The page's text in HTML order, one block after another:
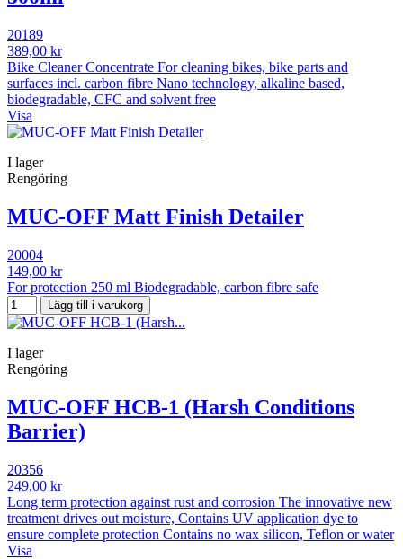
20189
389,00 kr
Bike Cleaner Concentrate For cleaning bikes, bike parts and
surfaces incl. carbon fibre Nano technology, alkaline based,
biodegradable, CFC and solvent free
Visa
I lager
Rengöring
MUC-OFF Matt Finish Detailer
20004
149,00 kr
For protection 250 ml Biodegradable, carbon fibre safe
Lägg till i varukorg
I lager
Rengöring
MUC-OFF HCB-1 (Harsh Conditions
Barrier)
20356
249,00 kr
Long term protection against rust and corrosion The innovative new
treatment drives out moisture, Contains UV application dye to
ensure complete protection Contains no wax silicon, Teflon or water
Visa